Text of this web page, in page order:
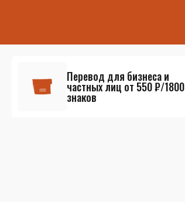
Перевод для бизнеса и
частных лиц от 550 ₽/1800
знаков